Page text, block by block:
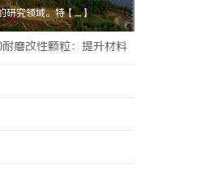
研究领域。特【....】
磨改性颗粒：提升材料